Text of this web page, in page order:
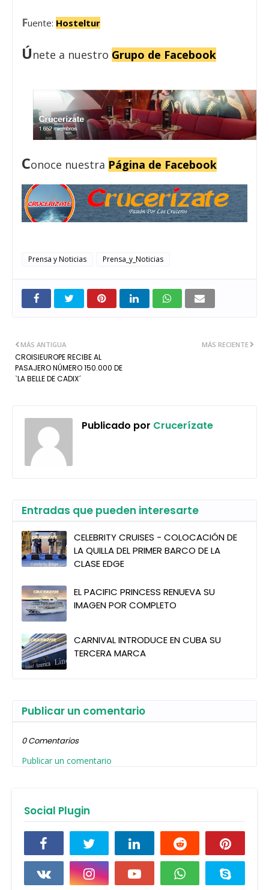
Fuente: Hosteltur
Únete a nuestro Grupo de Facebook
Conoce nuestra Página de Facebook
Prensa y Noticias Prensa_y_Noticias
MÁS RECIENTE
MÁS ANTIGUA
CROISIEUROPE RECIBE AL
PASAJERO NÚMERO 150.000 DE
`LA BELLE DE CADIX´
Publicado por Crucerízate
Entradas que pueden interesarte
CELEBRITY CRUISES - COLOCACIÓN DE
LA QUILLA DEL PRIMER BARCO DE LA
CLASE EDGE
EL PACIFIC PRINCESS RENUEVA SU
IMAGEN POR COMPLETO
CARNIVAL INTRODUCE EN CUBA SU
TERCERA MARCA
Publicar un comentario
0 Comentarios
Publicar un comentario
Social Plugin